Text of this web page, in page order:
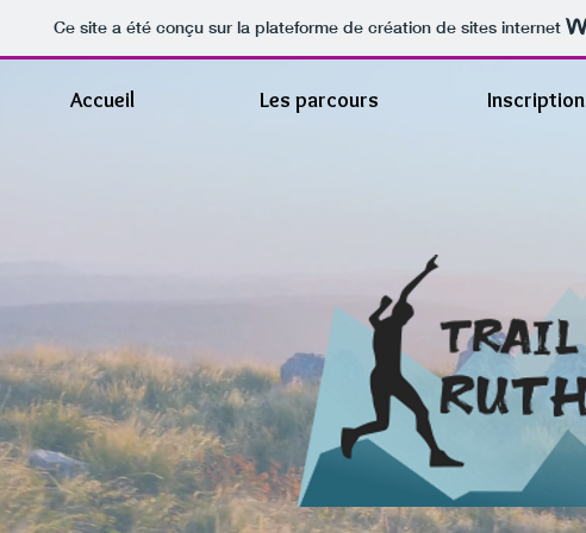
Ce site a été conçu sur la plateforme de création de sites internet
Accueil Les parcours Inscription